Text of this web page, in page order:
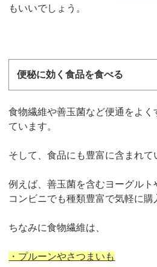
もいいでしょう。
便秘に効く食品を食べる
食物繊維や善玉菌など便通をよ
ています。
そして、食品にも豊富に含まれて
例えば、善玉菌を含むヨーグル
コンビニでも種類豊富で気軽に購
ちなみに食物繊維は、
・プルーンやさつまいも